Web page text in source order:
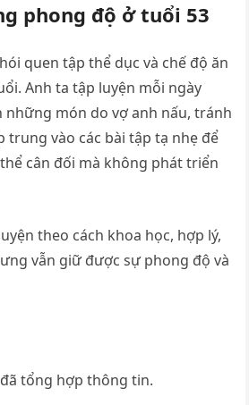
phong độ ở tuổi 53
quen tập thể dục và chế độ ăn
Anh ta tập luyện mỗi ngày
món do vợ anh nấu, tránh
trung vào các bài tập tạ nhẹ để
cân đối mà không phát triển
theo cách khoa học, hợp lý,
vẫn giữ được sự phong độ và
đã tổng hợp thông tin.